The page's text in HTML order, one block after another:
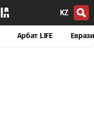
KZ
Арбат LIFE